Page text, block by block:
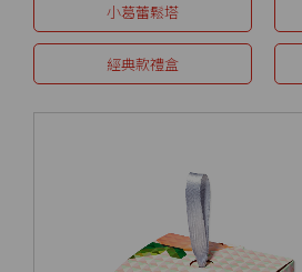
小葛蕾鬆塔
經典款禮盒